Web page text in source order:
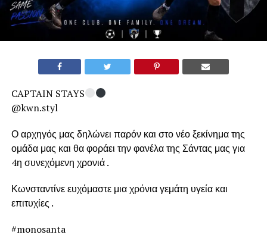
CAPTAIN STAYS
@kwn.styl
Ο αρχηγός μας δηλώνει παρόν και στο νέο ξεκίνημα της
ομάδα μας και θα φοράει την φανέλα της Σάντας μας για
4η συνεχόμενη χρονιά .
Κωνσταντίνε ευχόμαστε μια χρόνια γεμάτη υγεία και
επιτυχίες .
#monosanta